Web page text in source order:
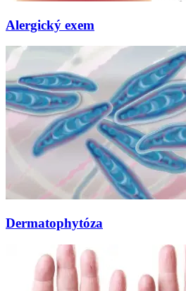
Alergický exem
Dermatophytóza